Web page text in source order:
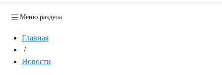
Меню раздела
Главная
/
Новости